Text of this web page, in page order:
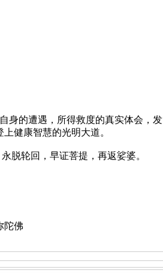
身的遭遇，所得救度的真实体会，发
健康智慧的光明大道。
脱轮回，早证菩提，再返娑婆。
陀佛